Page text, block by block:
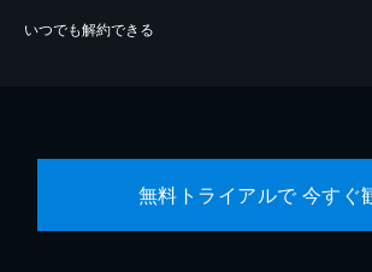
いつでも解約できる
無料トライアルで 今すぐ